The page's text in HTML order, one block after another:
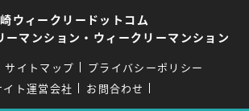
ウィークリードットコム
ーマンション・ウィークリーマンション
サイトマップ
プライバシーポリシー
イト運営会社
お問合わせ